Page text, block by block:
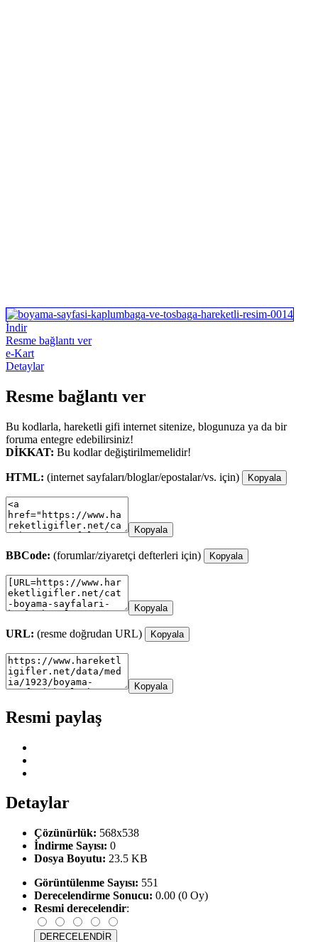
İndir
Resme bağlantı ver
e-Kart
Detaylar
Resme bağlantı ver
Bu kodlarla, hareketli gifi internet sitenize, blogunuza ya da bir
foruma entegre edebilirsiniz!
DİKKAT: Bu kodlar değiştirilmemelidir!
HTML: (internet sayfaları/bloglar/epostalar/vs. için) Kopyala
Kopyala
BBCode: (forumlar/ziyaretçi defterleri için) Kopyala
Kopyala
URL: (resme doğrudan URL) Kopyala
Kopyala
Resmi paylaş
Detaylar
Çözünürlük: 568x538
İndirme Sayısı: 0
Dosya Boyutu: 23.5 KB
Görüntülenme Sayısı: 551
Derecelendirme Sonucu: 0.00 (0 Oy)
Resmi derecelendir: